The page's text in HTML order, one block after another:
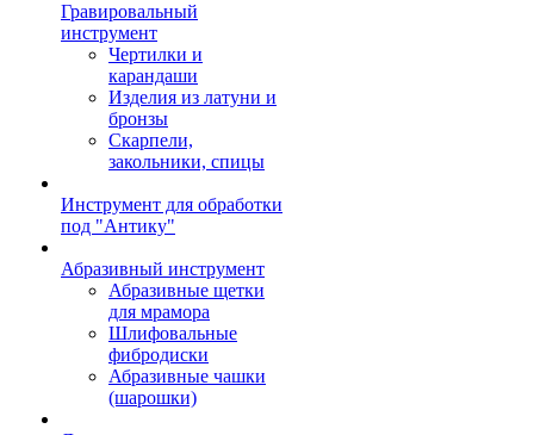
Гравировальный
инструмент
Чертилки и
карандаши
Изделия из латуни и
бронзы
Скарпели,
закольники, спицы
Инструмент для обработки
под "Антику"
Абразивный инструмент
Абразивные щетки
для мрамора
Шлифовальные
фибродиски
Абразивные чашки
(шарошки)